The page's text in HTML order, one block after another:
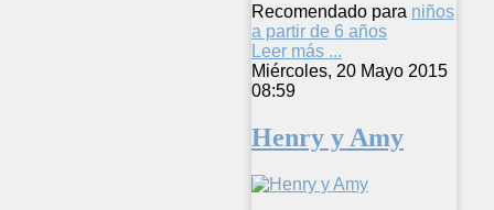
Recomendado para niños
a partir de 6 años
Leer más ...
Miércoles, 20 Mayo 2015
08:59
Henry y Amy